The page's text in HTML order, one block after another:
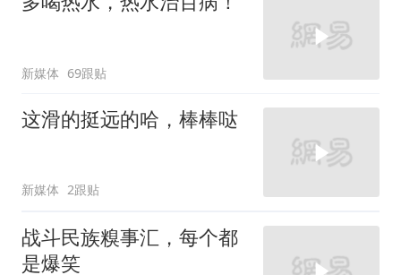
新媒体 69跟贴
这滑的挺远的哈，棒棒哒
新媒体 2跟贴
战斗民族糗事汇，每个都
是爆笑